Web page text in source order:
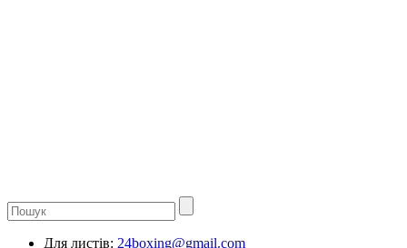
Для листів: 24boxing@gmail.com